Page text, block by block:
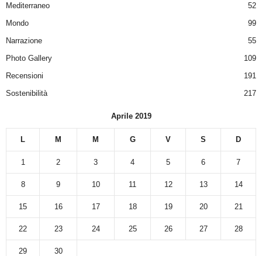
Mediterraneo
52
Mondo
99
Narrazione
55
Photo Gallery
109
Recensioni
191
Sostenibilità
217
Aprile 2019
L M M G V S D
1 2 3 4 5 6 7
8 9 10 11 12 13 14
15 16 17 18 19 20 21
22 23 24 25 26 27 28
29
30